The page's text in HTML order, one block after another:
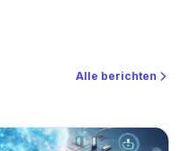
Alle berichten